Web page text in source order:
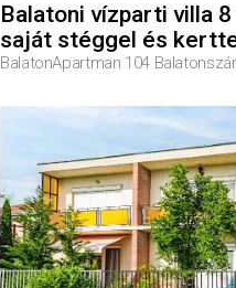
Balatoni vízparti villa
saját stéggel és
BalatonApartman 104